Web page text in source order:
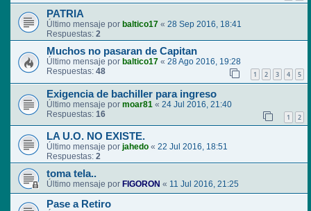
PATRIA
Último mensaje por baltico17 « 28 Sep 2016, 18:41
Respuestas: 2
Muchos no pasaran de Capitan
Último mensaje por baltico17 « 28 Ago 2016, 19:28
Respuestas: 48 1 2 3 4 5
Exigencia de bachiller para ingreso
Último mensaje por moar81 « 24 Jul 2016, 21:40
Respuestas: 16 1 2
LA U.O. NO EXISTE.
Último mensaje por jahedo « 22 Jul 2016, 18:51
Respuestas: 2
toma tela..
Último mensaje por FIGORON « 11 Jul 2016, 21:25
Pase a Retiro